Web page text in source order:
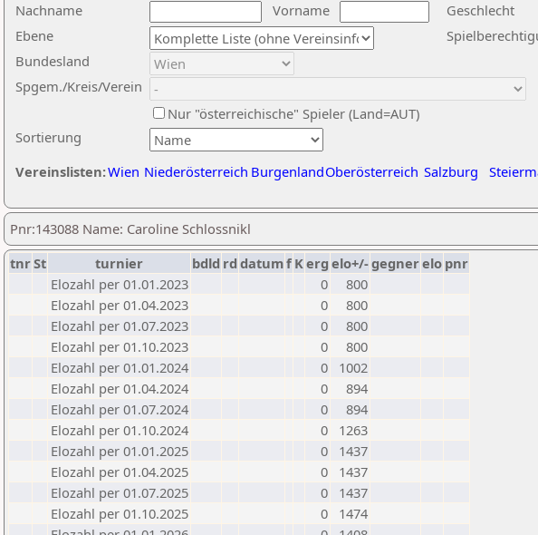
Nachname
Vorname
Ebene
Sortierung
Bundesland
Spgem./Kreis/Verein
Geschlecht
Nur "österreichische" Spieler (Land=AUT)
Vereinslisten:Wien Niederösterreich BurgenlandOberösterreich Salzburg
Pnr:143088 Name: Caroline Schlossnikl
tnrSt turnier bdld rd datumf Kerg elo+/-gegnerelo pnr
Elozahl per 01.01.2023
0
800
Elozahl per 01.04.2023
0
800
Elozahl per 01.07.2023
0
800
Elozahl per 01.10.2023
0
800
Elozahl per 01.01.2024
0
1002
Elozahl per 01.04.2024
0
894
Elozahl per 01.07.2024
0
894
Elozahl per 01.10.2024
0
1263
Elozahl per 01.01.2025
0
1437
Elozahl per 01.04.2025
0
1437
Elozahl per 01.07.2025
0
1437
Elozahl per 01.10.2025
0
1474